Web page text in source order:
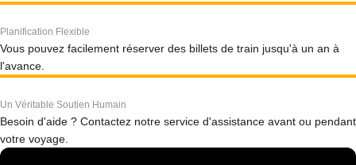
Planification Flexible
Vous pouvez facilement réserver des billets de train jusqu'à un an à
l'avance.
Un Véritable Soutien Humain
Besoin d'aide ? Contactez notre service d'assistance avant ou pendant
votre voyage.